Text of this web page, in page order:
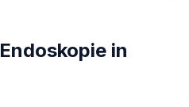
Endoskopie in